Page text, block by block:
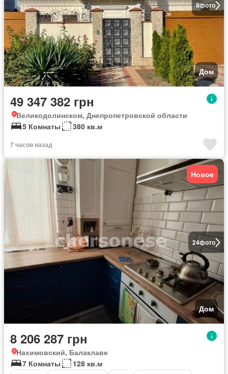
8фото
Дом
49 347 382 грн
Великодолинском, Днепропетровской области
5 Комнаты
380 кв.м
7 часов назад
24фото
Новое
Дом
8 206 287 грн
Нахимовский, Балаклаве
7 Комнаты
128 кв.м